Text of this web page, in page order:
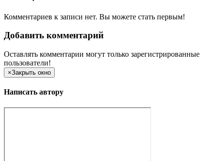
Комментариев к записи нет. Вы можете стать первым!
Добавить комментарий
Оставлять комментарии могут только зарегистрированные
пользователи!
×Закрыть окно
Написать автору